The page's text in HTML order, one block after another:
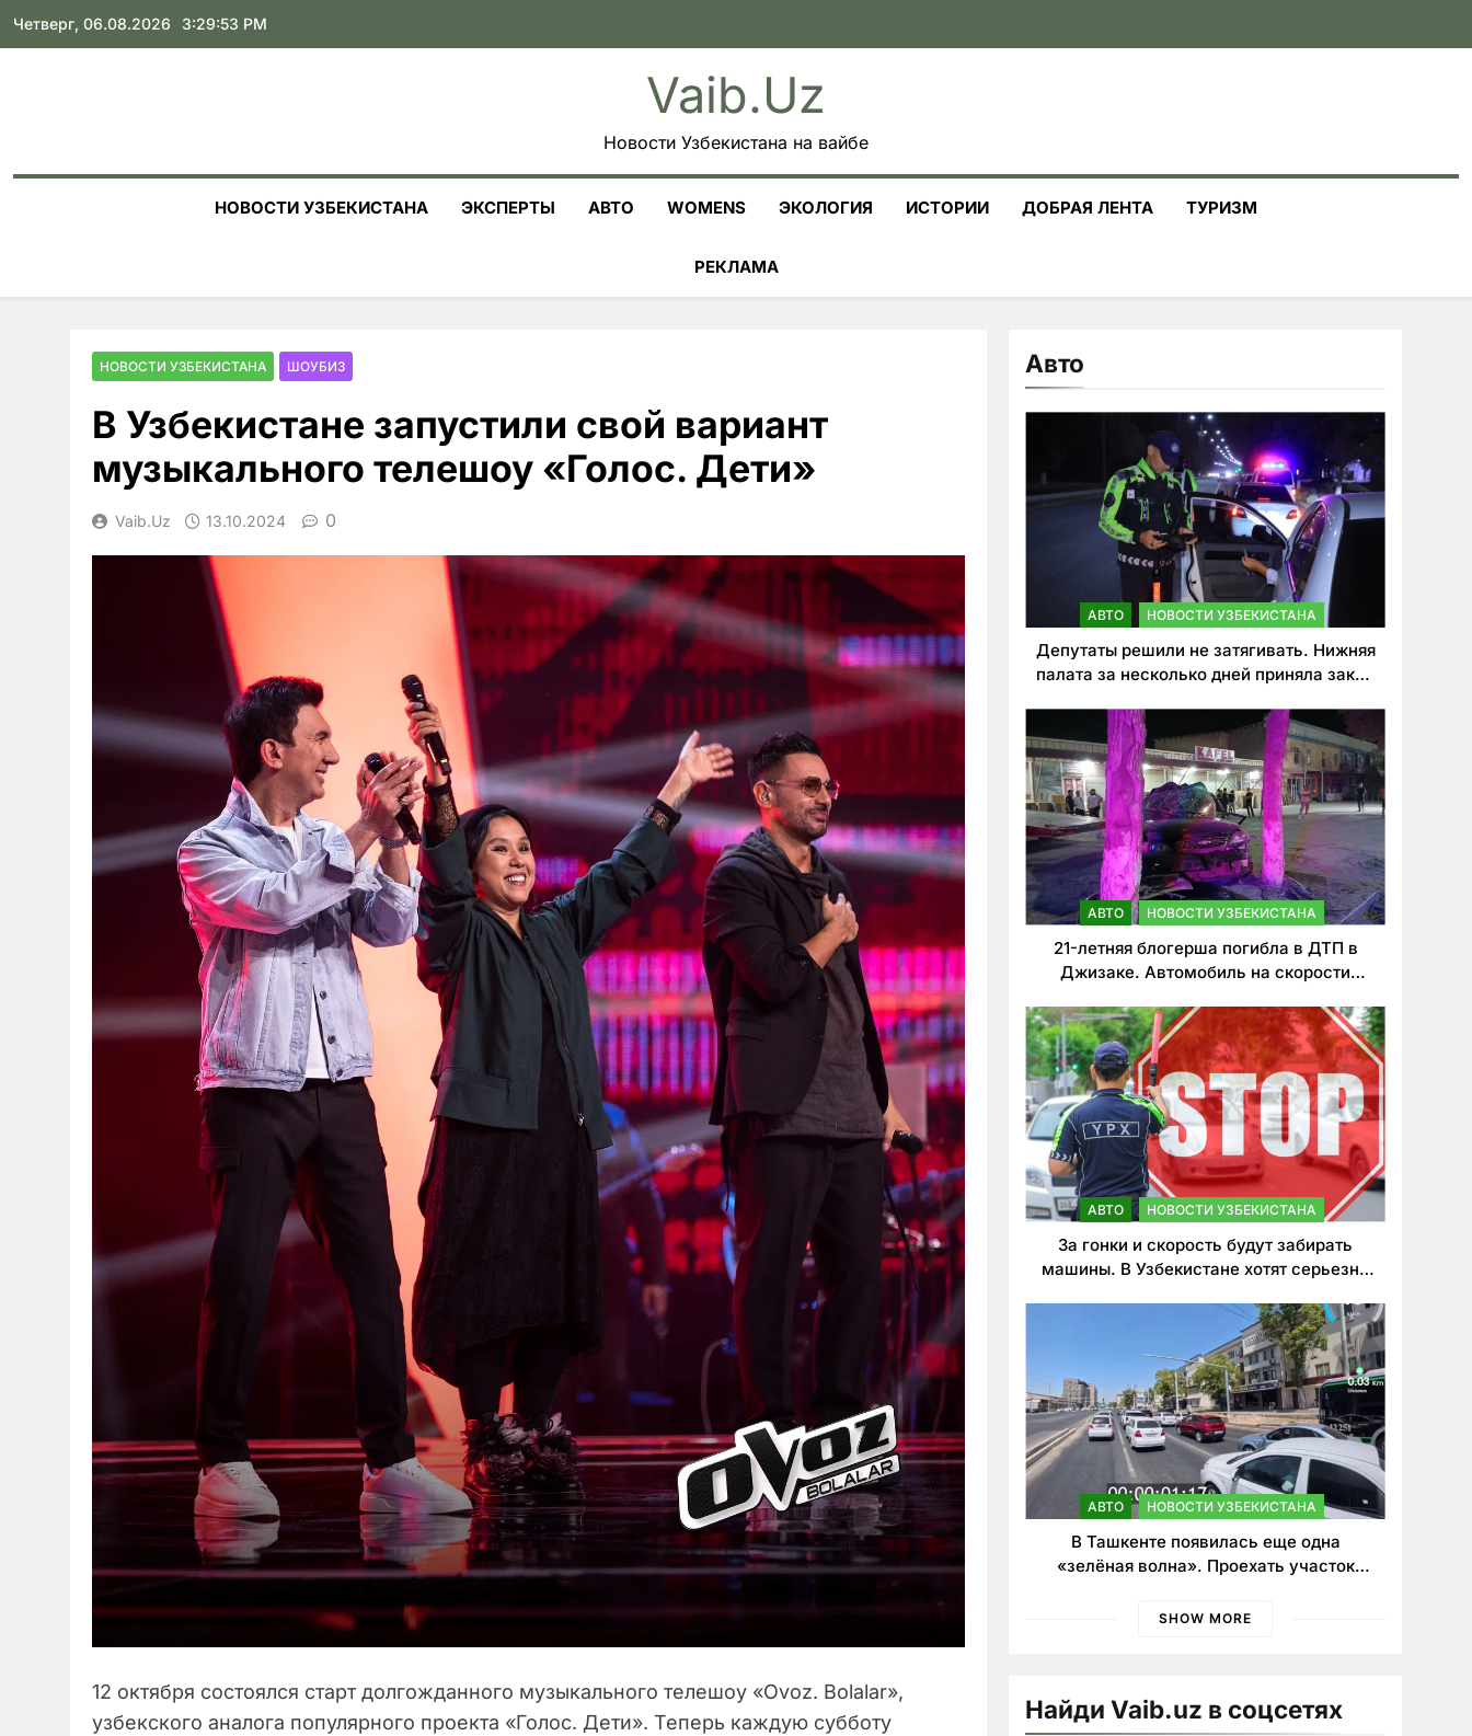
Skip
Четверг, 06.08.2026 3:29:54 PM
Vaib.uz
Новости Узбекистана на вайбе
НОВОСТИ УЗБЕКИСТАНА ЭКСПЕРТЫ АВТО WOMENS ЭКОЛОГИЯ ИСТОРИИ ДОБРАЯ ЛЕНТА ТУРИЗМ
РЕКЛАМА
НОВОСТИ УЗБЕКИСТАНА ШОУБИЗ
В Узбекистане запустили свой вариант
музыкального телешоу «Голос. Дети»
Vaib.uz 13.10.2024 0
12 октября состоялся старт долгожданного музыкального телешоу «Ovoz. Bolalar»,
узбекского аналога популярного проекта «Голос. Дети». Теперь каждую субботу
Авто
АВТО НОВОСТИ УЗБЕКИСТАНА
Депутаты решили не затягивать. Нижняя
палата за несколько дней приняла закон
нарушителей ПДД
АВТО НОВОСТИ УЗБЕКИСТАНА
21-летняя блогерша погибла в ДТП в
Джизаке. Автомобиль на скорости
АВТО НОВОСТИ УЗБЕКИСТАНА
За гонки и скорость будут забирать
машины. В Узбекистане хотят серьезно
АВТО НОВОСТИ УЗБЕКИСТАНА
В Ташкенте появилась еще одна
«зелёная волна». Проехать участок
SHOW MORE
Найди Vaib.uz в соцсетях